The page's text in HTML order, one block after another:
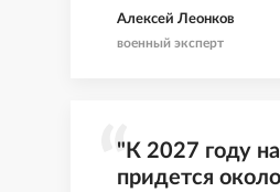
организм"
Алексей Леонков
военный эксперт
"К 2027 году
придется